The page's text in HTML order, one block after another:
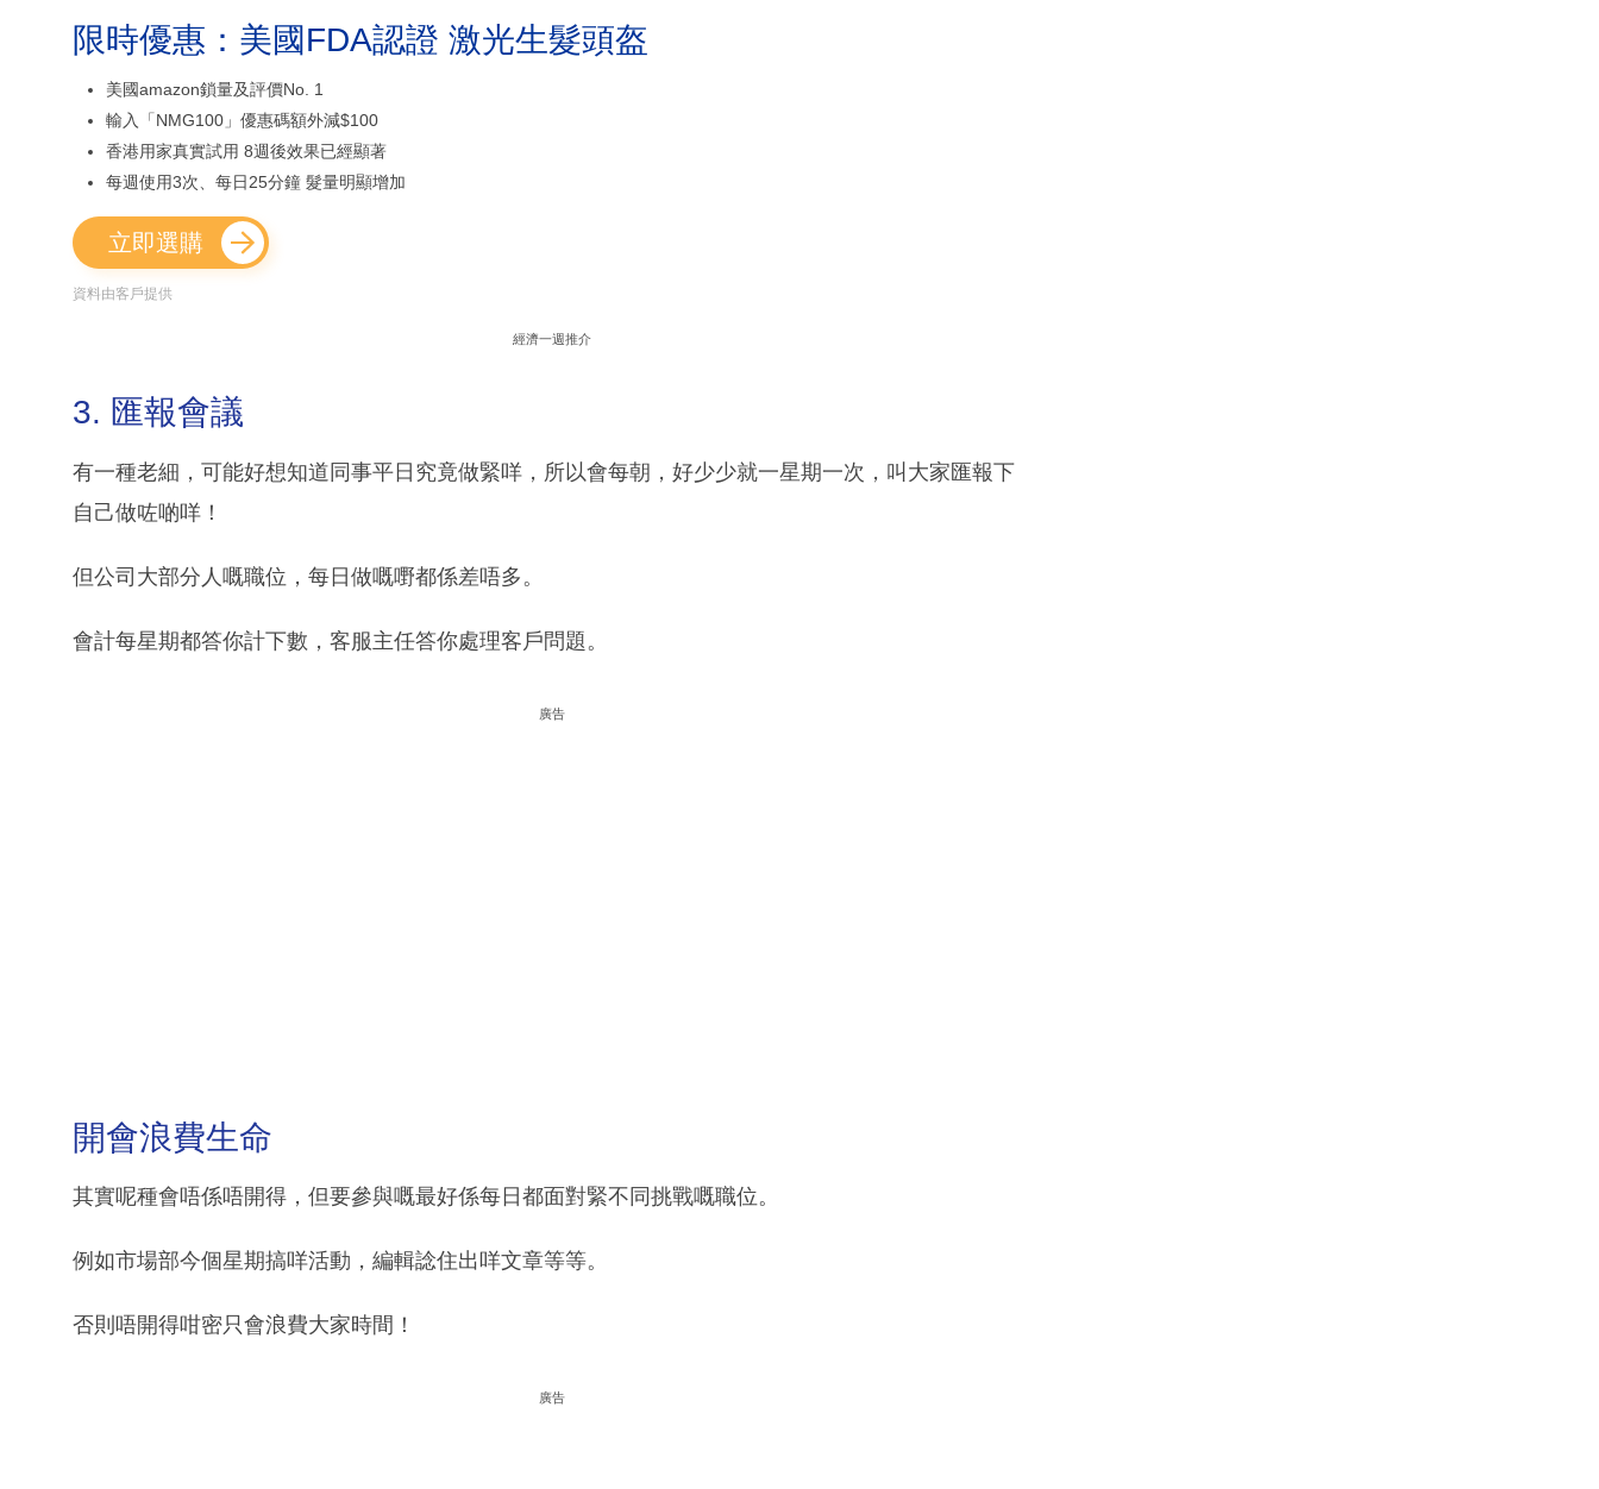
限時優惠：美國FDA認證 激光生髮頭盔
美國amazon鎖量及評價No. 1
輸入「NMG100」優惠碼額外減$100
香港用家真實試用 8週後效果已經顯著
每週使用3次、每日25分鐘 髮量明顯增加
立即選購
資料由客戶提供
經濟一週推介
3. 匯報會議
有一種老細，可能好想知道同事平日究竟做緊咩，所以會每朝，好少少就一星期一次，叫大家匯報下
自己做咗啲咩！
但公司大部分人嘅職位，每日做嘅嘢都係差唔多。
會計每星期都答你計下數，客服主任答你處理客戶問題。
廣告
開會浪費生命
其實呢種會唔係唔開得，但要參與嘅最好係每日都面對緊不同挑戰嘅職位。
例如市場部今個星期搞咩活動，編輯諗住出咩文章等等。
否則唔開得咁密只會浪費大家時間！
廣告